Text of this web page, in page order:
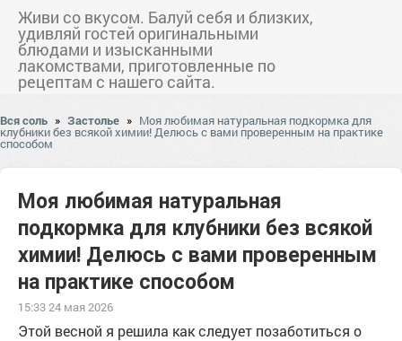
Живи со вкусом. Балуй себя и близких,
удивляй гостей оригинальными
блюдами и изысканными
лакомствами, приготовленные по
рецептам с нашего сайта.
Вся соль » Застолье » Моя любимая натуральная подкормка для
клубники без всякой химии! Делюсь с вами проверенным на практике
способом
Моя любимая натуральная
подкормка для клубники без всякой
химии! Делюсь с вами проверенным
на практике способом
15:33 24 мая 2026
Этой весной я решила как следует позаботиться о